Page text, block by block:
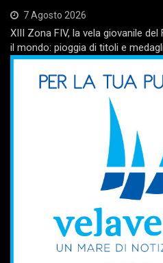
7 Agosto 2026
XIII Zona FIV, la vela giovanile
il mondo: pioggia di titoli e